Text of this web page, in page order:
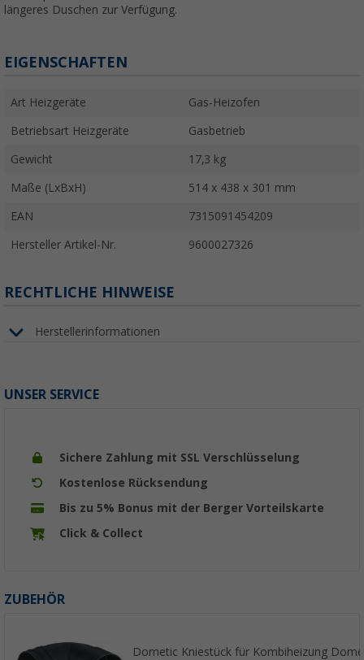
längeres Duschen zur Verfügung.
EIGENSCHAFTEN
Art Heizgeräte Gas-Heizofen
Betriebsart Heizgeräte Gasbetrieb
Gewicht 17,3 kg
Maße (LxBxH) 514 x 438 x 301 mm
EAN 7315091454209
Hersteller Artikel-Nr. 9600027326
RECHTLICHE HINWEISE
Herstellerinformationen
UNSER SERVICE
Sichere Zahlung mit SSL Verschlüsselung
Kostenlose Rücksendung
Bis zu 5% Bonus mit der Berger Vorteilskarte
Click & Collect
ZUBEHÖR
Dometic Kniestück für Kombiheizung